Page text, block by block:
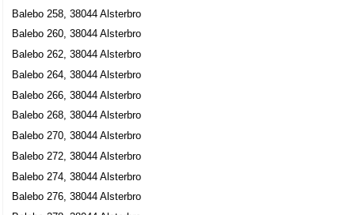
Balebo 258, 38044 Alsterbro
Balebo 260, 38044 Alsterbro
Balebo 262, 38044 Alsterbro
Balebo 264, 38044 Alsterbro
Balebo 266, 38044 Alsterbro
Balebo 268, 38044 Alsterbro
Balebo 270, 38044 Alsterbro
Balebo 272, 38044 Alsterbro
Balebo 274, 38044 Alsterbro
Balebo 276, 38044 Alsterbro